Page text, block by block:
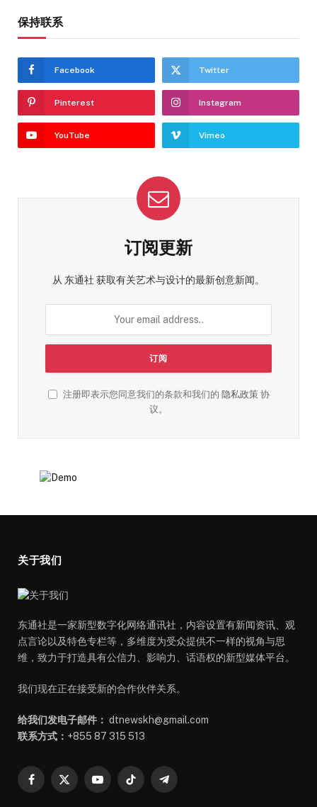
保持联系
Facebook Twitter
Pinterest Instagram
YouTube Vimeo
订阅更新
从 东通社 获取有关艺术与设计的最新创意新闻。
注册即表示您同意我们的条款和我们的 隐私政策协
议。
关于我们
东通社是一家新型数字化网络通讯社，内容设置有新闻资讯、观
点言论以及特色专栏等，多维度为受众提供不一样的视角与思
维，致力于打造具有公信力、影响力、话语权的新型媒体平台。
我们现在正在接受新的合作伙伴关系。
给我们发电子邮件： dtnewskh@gmail.com
联系方式： +855 87 315 513
Facebook
X
YouTubeTikTok Telegram